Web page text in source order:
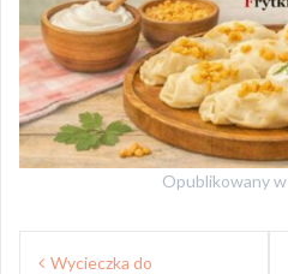
Opublikowany w
Nawigacja
Wycieczka do